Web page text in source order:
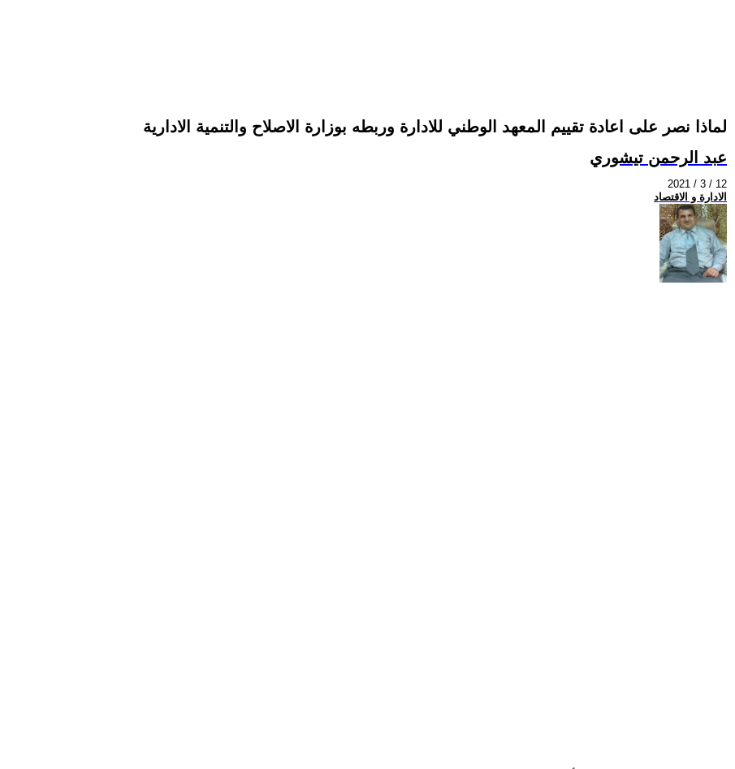
لماذا نصر على اعادة تقييم المعهد الوطني للادارة وربطه بوزارة الاصلاح والتنمية الادارية
عبد الرحمن تيشوري
2021 / 3 / 12
الادارة و الاقتصاد